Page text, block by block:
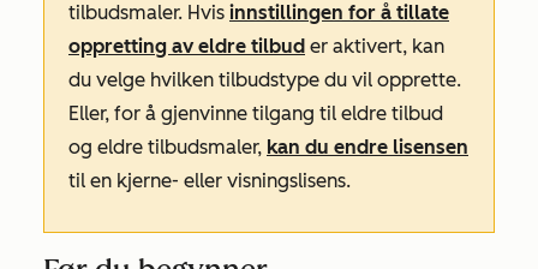
tilbudsmaler. Hvis innstillingen for å tillate
oppretting av eldre tilbud er aktivert, kan
du velge hvilken tilbudstype du vil opprette.
Eller, for å gjenvinne tilgang til eldre tilbud
og eldre tilbudsmaler, kan du endre lisensen
til en kjerne- eller visningslisens.